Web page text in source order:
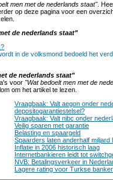
men met de nederlands staat".
op deze pagina voor een
de nederlands staat"
in de volksmond bedoeld het
de nederlands staat"
voor "Wat bedoelt men met de
om het artikel te lezen.
Vraagbaak: Valt aegon onder
depositogarantiestelsel?
Vraagbaak: Valt nibc onder
Veilig sparen met garantie
Belasting en spaargeld
Spaarders laten anderhalf miljard
Inflatie in 2006 historisch laag
Internetbankieren leidt tot
NVB: Betalingsverkeer in
Lagere rating voor Turkse